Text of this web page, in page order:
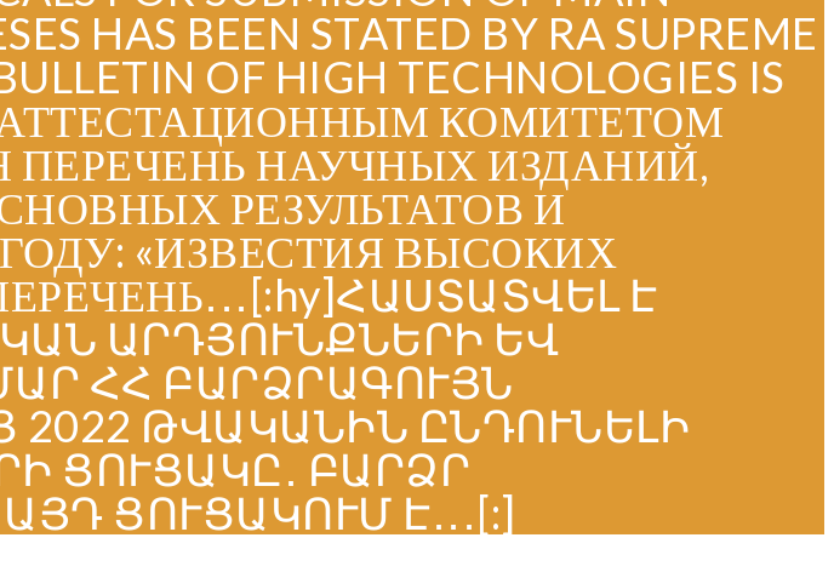
HAS BEEN STATED BY RA SUPREME
OF HIGH TECHNOLOGIES IS
АТТЕСТАЦИОННЫМ КОМИТЕТОМ
НАУЧНЫХ ИЗДАНИЙ,
РЕЗУЛЬТАТОВ И
«ИЗВЕСТИЯ ВЫСОКИХ
Է
ԱՐԴՅՈՒՆՔՆԵՐԻ ԵՎ
ՀՀ ԲԱՐՁՐԱԳՈՒՅՆ
ԹՎԱԿԱՆԻՆ ԸՆԴՈՒՆԵԼԻ
ՑՈՒՑԱԿԸ․ ԲԱՐՁՐ
ՑՈՒՑԱԿՈՒՄ Է․․․[:]